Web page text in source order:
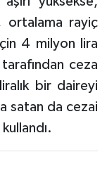
ortalama rayiç
4 milyon lira
ceza
bir daireyi
satan da cezai